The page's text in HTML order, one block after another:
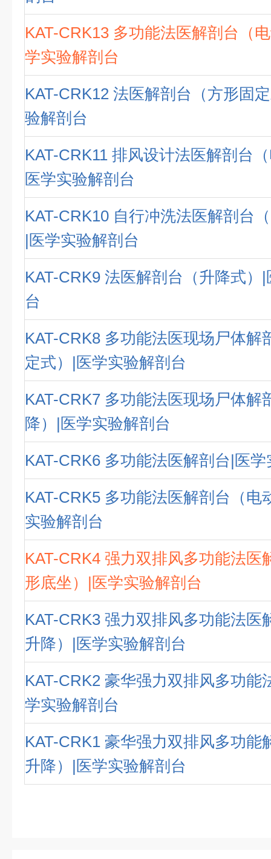
KAT-CRK13 多功能法医解剖台（
学实验解剖台
KAT-CRK12 法医解剖台（方形固
验解剖台
KAT-CRK11 排风设计法医解剖台
医学实验解剖台
KAT-CRK10 自行冲洗法医解剖台
|医学实验解剖台
KAT-CRK9 法医解剖台（升降式）
台
KAT-CRK8 多功能法医现场尸体解
定式）|医学实验解剖台
KAT-CRK7 多功能法医现场尸体解
降）|医学实验解剖台
KAT-CRK6 多功能法医解剖台|医
KAT-CRK5 多功能法医解剖台（电
实验解剖台
KAT-CRK4 强力双排风多功能法医
形底坐）|医学实验解剖台
KAT-CRK3 强力双排风多功能法医
升降）|医学实验解剖台
KAT-CRK2 豪华强力双排风多功能
学实验解剖台
KAT-CRK1 豪华强力双排风多功能
升降）|医学实验解剖台